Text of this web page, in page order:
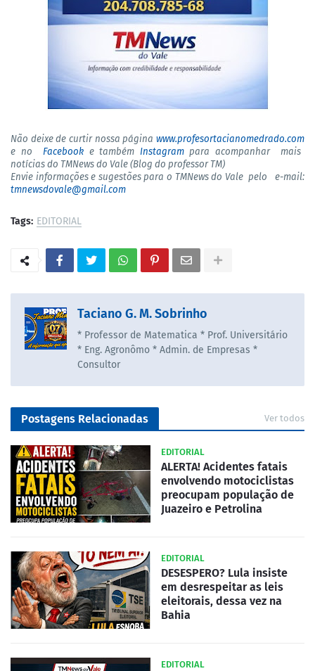
Não deixe de curtir nossa página www.profesortacianomedrado.com
e no Facebooke também Instagrampara acompanhar mais
notícias do TMNews do Vale (Blog do professor TM)
Envie informações e sugestões para o TMNews do Vale pelo e-mail:
tmnewsdovale@gmail.com
Tags: EDITORIAL
Taciano G. M. Sobrinho
* Professor de Matematica * Prof. Universitário
* Eng. Agronômo * Admin. de Empresas *
Consultor
Postagens Relacionadas Ver todos
EDITORIAL
ALERTA! Acidentes fatais
envolvendo motociclistas
preocupam população de
Juazeiro e Petrolina
EDITORIAL
DESESPERO? Lula insiste
em desrespeitar as leis
eleitorais, dessa vez na
Bahia
EDITORIAL